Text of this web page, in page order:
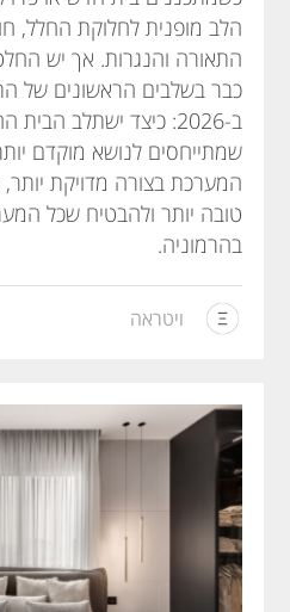
הלב מופנית לחלוקת החלל,
התאורה והנגרות. אך יש
כבר בשלבים הראשונים של
ב-2026: כיצד ישתלב
שמתייחסים לנושא מוקדם
המערכת בצורה מדויקת יותר,
טובה יותר ולהבטיח שכל
בהרמוניה.
ויטראה